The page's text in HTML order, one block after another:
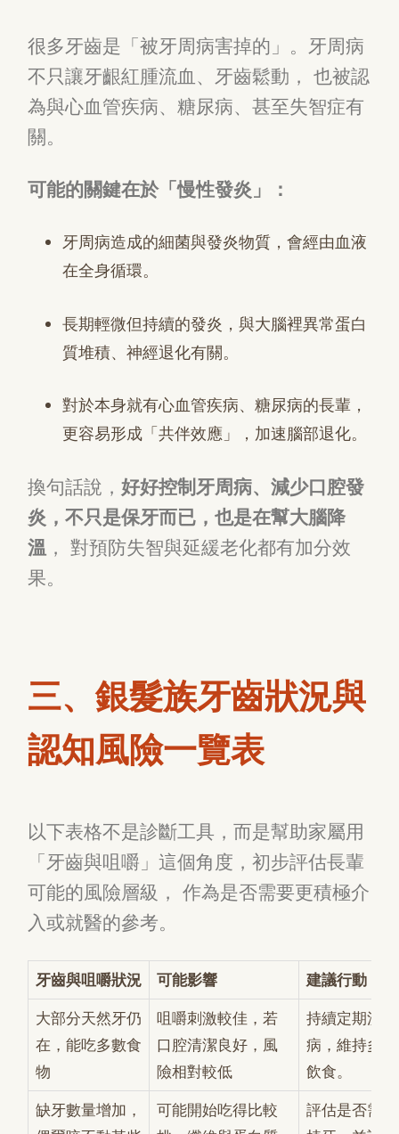
很多牙齒是「被牙周病害掉的」。牙周病
不只讓牙齦紅腫流血、牙齒鬆動， 也被認
為與心血管疾病、糖尿病、甚至失智症有
關。
可能的關鍵在於「慢性發炎」：
牙周病造成的細菌與發炎物質，會經由血液
在全身循環。
長期輕微但持續的發炎，與大腦裡異常蛋白
質堆積、神經退化有關。
對於本身就有心血管疾病、糖尿病的長輩，
更容易形成「共伴效應」，加速腦部退化。
換句話說， 好好控制牙周病、減少口腔發
炎，不只是保牙而已，也是在幫大腦降
溫 ， 對預防失智與延緩老化都有加分效
果。
三、銀髮族牙齒狀況與
認知風險一覽表
以下表格不是診斷工具，而是幫助家屬用
「牙齒與咀嚼」這個角度，初步評估長輩
可能的風險層級， 作為是否需要更積極介
入或就醫的參考。
牙齒與咀嚼狀況 可能影響 建議行動
大部分天然牙仍
在，能吃多數食
物
咀嚼刺激較佳，若
口腔清潔良好，風
險相對較低
持續定期洗
病，維持多
飲食。
缺牙數量增加，
可能開始吃得比較
評估是否需